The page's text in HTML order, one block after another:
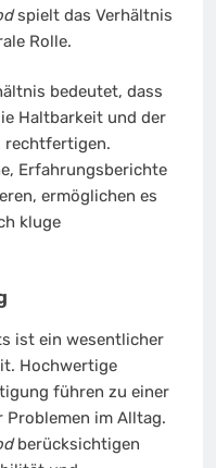
spielt das Verhältnis
Rolle.
bedeutet, dass
Haltbarkeit und der
rechtfertigen.
Erfahrungsberichte
ermöglichen es
kluge
ist ein wesentlicher
Hochwertige
führen zu einer
Problemen im Alltag.
berücksichtigen